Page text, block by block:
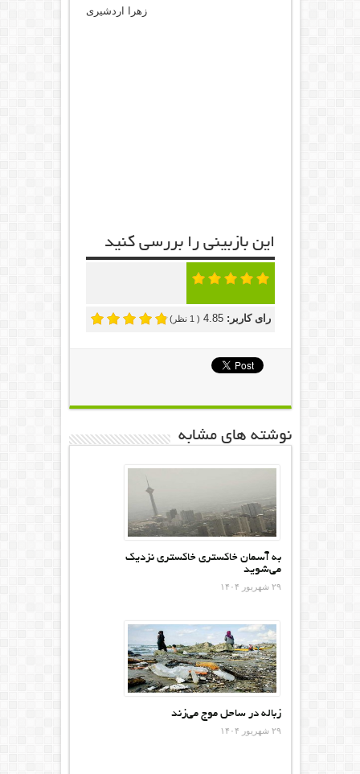
زهرا اردشیری
این بازبینی را بررسی کنید
رای کاربر:4.85
(
1 نظر)
نوشته های مشابه
به آسمان خاکستری خاکستری نزدیک
می‌شوید
۲۹ شهریور ۱۴۰۴
زباله در ساحل موج می‌زند
۲۹ شهریور ۱۴۰۴